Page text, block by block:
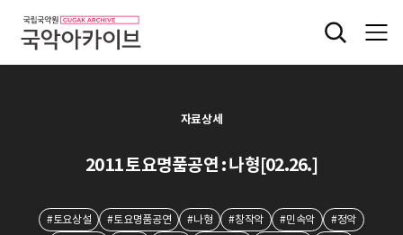
자료상세
2011 토요명품공연 : 나형[02.26.]
#토요상설 #토요명품공연 #나형 #창작악 #민속악
#정악